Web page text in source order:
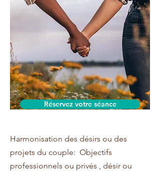
Réservez votre séance
Harmonisation des désirs ou des
projets du couple: Objectifs
professionnels ou privés , désir ou